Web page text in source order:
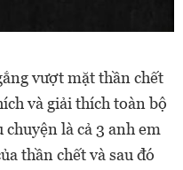
vượt mặt thần chết
và giải thích toàn bộ
chuyện là cả 3 anh em
thần chết và sau đó